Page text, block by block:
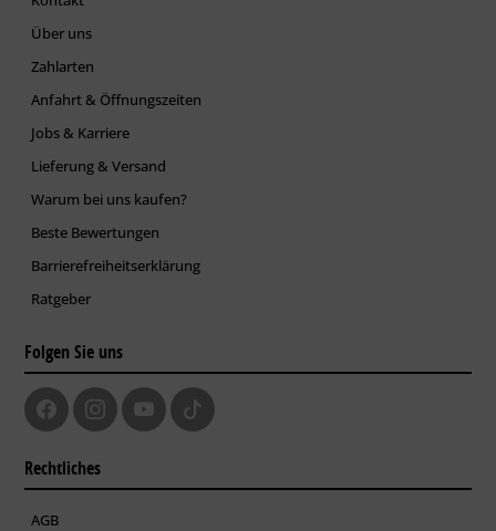
Über uns
Zahlarten
Anfahrt & Öffnungszeiten
Jobs & Karriere
Lieferung & Versand
Warum bei uns kaufen?
Beste Bewertungen
Barrierefreiheitserklärung
Ratgeber
Folgen Sie uns
Rechtliches
AGB